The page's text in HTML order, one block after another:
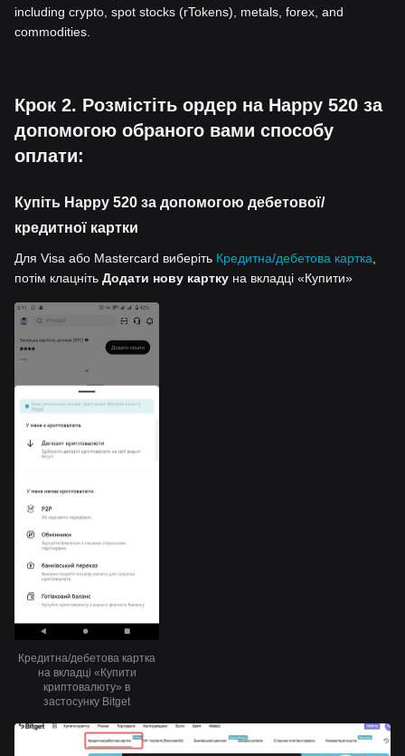
including crypto, spot stocks (rTokens), metals, forex, and
commodities.
Крок 2. Розмістіть ордер на Happy 520 за
допомогою обраного вами способу
оплати:
Купіть Happy 520 за допомогою дебетової/
кредитної картки
Для Visa або Mastercard виберіть Кредитна/дебетова картка
потім клацніть Додати нову картку на вкладці «Купити»
Кредитна/дебетова картка
на вкладці «Купити
криптовалюту» в
застосунку Bitget